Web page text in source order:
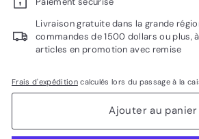
Livraison gratuite dans la grande
commandes de 1500 dollars ou plus,
articles en promotion avec remise
Frais d'expéditioncalculés lors du passage à la
Ajouter au panier